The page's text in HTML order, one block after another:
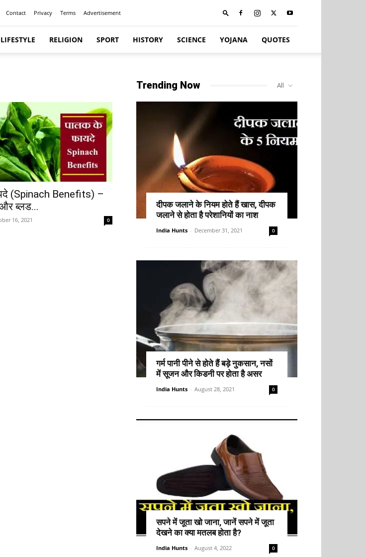
Contact Privacy Terms Advertisement
LIFESTYLE RELIGION SPORT HISTORY SCIENCE YOJANA QUOTES
(Spinach Benefits) –
ब्लड...
16, 2021 0
Trending Now All
दीपक जलाने के नियम होते हैं खास, दीपक
जलाने से होता है परेशानियों का नाश
India Hunts - December 31, 2021 0
गर्म पानी पीने से होते हैं बड़े नुकसान, नसों
में सूजन और किडनी पर होता है असर
India Hunts - August 28, 2021 0
सपने में जूता खो जाना, जानें सपने में जूता
देखने का क्या मतलब होता है?
India Hunts - August 4, 2022 0